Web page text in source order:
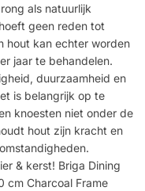
als natuurlijk
geen reden tot
hout kan echter worden
jaar te behandelen.
duurzaamheid en
is belangrijk op te
knoesten niet onder de
hout zijn kracht en
& kerst! Briga Dining
cm Charcoal Frame